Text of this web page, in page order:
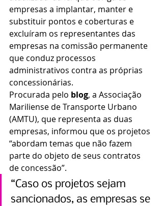
empresas a implantar, manter e
substituir pontos e coberturas e
excluíram os representantes das
empresas na comissão permanente
que conduz processos
administrativos contra as próprias
concessionárias.
Procurada pelo blog, a Associação
Mariliense de Transporte Urbano
(AMTU), que representa as duas
empresas, informou que os projetos
“abordam temas que não fazem
parte do objeto de seus contratos
de concessão”.
“Caso os projetos sejam
sancionados, as empresas se